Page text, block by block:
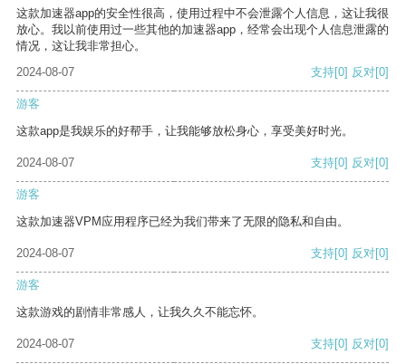
这款加速器app的安全性很高，使用过程中不会泄露个人信息，这让我很
放心。我以前使用过一些其他的加速器app，经常会出现个人信息泄露的
情况，这让我非常担心。
2024-08-07
支持[0] 反对[0]
游客
这款app是我娱乐的好帮手，让我能够放松身心，享受美好时光。
2024-08-07 支持[0] 反对[0]
游客
这款加速器VPM应用程序已经为我们带来了无限的隐私和自由。
2024-08-07 支持[0] 反对[0]
游客
这款游戏的剧情非常感人，让我久久不能忘怀。
2024-08-07 支持[0] 反对[0]